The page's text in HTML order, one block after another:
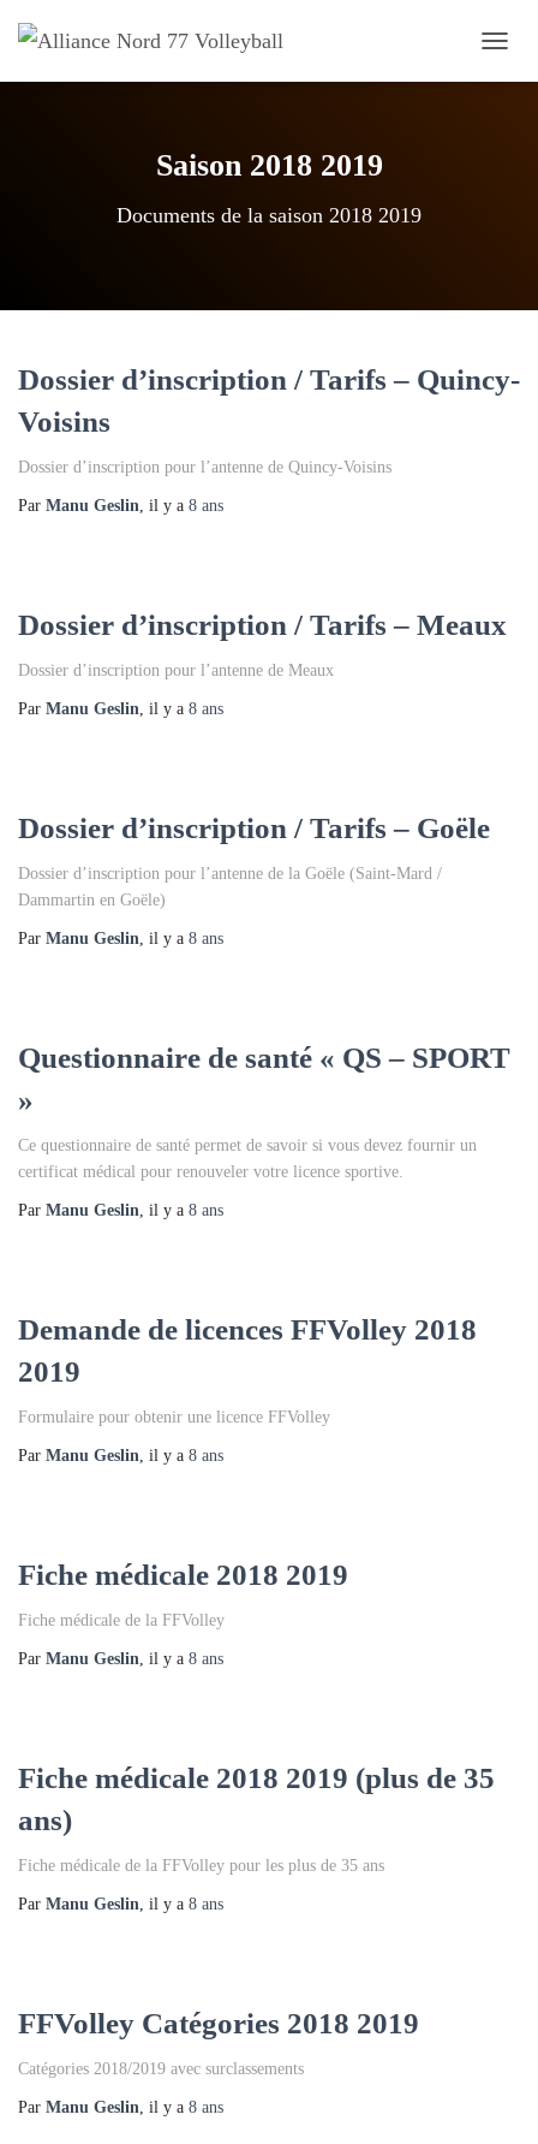
Saison 2018 2019
Documents de la saison 2018 2019
Dossier d’inscription / Tarifs – Quincy-
Voisins
Dossier d’inscription pour l’antenne de Quincy-Voisins
Par Manu Geslin, il y a 8 ans
Dossier d’inscription / Tarifs – Meaux
Dossier d’inscription pour l’antenne de Meaux
Par Manu Geslin, il y a 8 ans
Dossier d’inscription / Tarifs – Goële
Dossier d’inscription pour l’antenne de la Goële (Saint-Mard /
Dammartin en Goële)
Par Manu Geslin, il y a 8 ans
Questionnaire de santé « QS – SPORT
»
Ce questionnaire de santé permet de savoir si vous devez fournir un
certificat médical pour renouveler votre licence sportive.
Par Manu Geslin, il y a 8 ans
Demande de licences FFVolley 2018
2019
Formulaire pour obtenir une licence FFVolley
Par Manu Geslin, il y a 8 ans
Fiche médicale 2018 2019
Fiche médicale de la FFVolley
Par Manu Geslin, il y a 8 ans
Fiche médicale 2018 2019 (plus de 35
ans)
Fiche médicale de la FFVolley pour les plus de 35 ans
Par Manu Geslin, il y a 8 ans
FFVolley Catégories 2018 2019
Catégories 2018/2019 avec surclassements
Par Manu Geslin, il y a 8 ans